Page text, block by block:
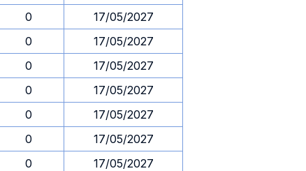
0
17/05/2027
0
17/05/2027
0
17/05/2027
0
17/05/2027
0
17/05/2027
0
17/05/2027
0
17/05/2027